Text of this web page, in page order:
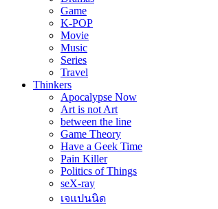
Game
K-POP
Movie
Music
Series
Travel
Thinkers
Apocalypse Now
Art is not Art
between the line
Game Theory
Have a Geek Time
Pain Killer
Politics of Things
seX-ray
เจแปนนิด